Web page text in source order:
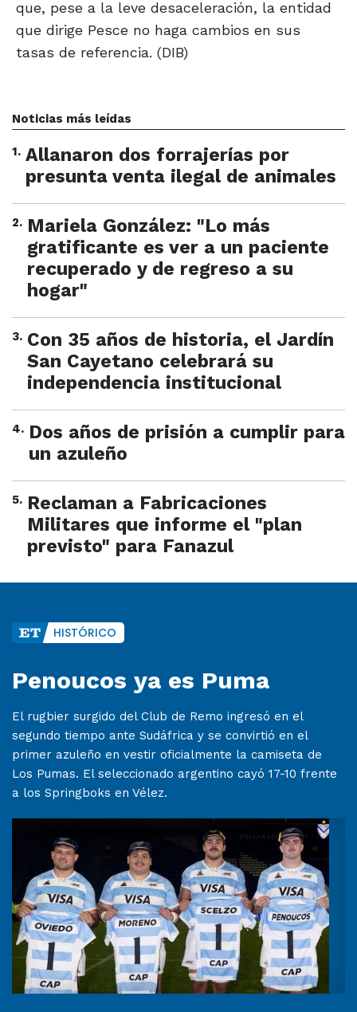
que, pese a la leve desaceleración, la entidad
que dirige Pesce no haga cambios en sus
tasas de referencia. (DIB)
Noticias más leídas
1. Allanaron dos forrajerías por
presunta venta ilegal de animales
2. Mariela González: "Lo más
gratificante es ver a un paciente
recuperado y de regreso a su
hogar"
3. Con 35 años de historia, el Jardín
San Cayetano celebrará su
independencia institucional
4. Dos años de prisión a cumplir para
un azuleño
5. Reclaman a Fabricaciones
Militares que informe el "plan
previsto" para Fanazul
HISTÓRICO
Penoucos ya es Puma
El rugbier surgido del Club de Remo ingresó en el
segundo tiempo ante Sudáfrica y se convirtió en el
primer azuleño en vestir oficialmente la camiseta de
Los Pumas. El seleccionado argentino cayó 17-10 frente
a los Springboks en Vélez.